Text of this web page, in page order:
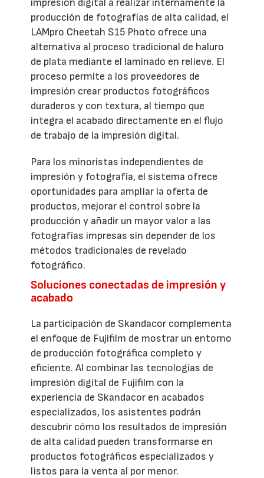
producción de fotografías de alta calidad, el
LAMpro Cheetah S15 Photo ofrece una
alternativa al proceso tradicional de haluro
de plata mediante el laminado en relieve. El
proceso permite a los proveedores de
impresión crear productos fotográficos
duraderos y con textura, al tiempo que
integra el acabado directamente en el flujo
de trabajo de la impresión digital.
Para los minoristas independientes de
impresión y fotografía, el sistema ofrece
oportunidades para ampliar la oferta de
productos, mejorar el control sobre la
producción y añadir un mayor valor a las
fotografías impresas sin depender de los
métodos tradicionales de revelado
fotográfico.
Soluciones conectadas de impresión y
acabado
La participación de Skandacor complementa
el enfoque de Fujifilm de mostrar un entorno
de producción fotográfica completo y
eficiente. Al combinar las tecnologías de
impresión digital de Fujifilm con la
experiencia de Skandacor en acabados
especializados, los asistentes podrán
descubrir cómo los resultados de impresión
de alta calidad pueden transformarse en
productos fotográficos especializados y
listos para la venta al por menor.